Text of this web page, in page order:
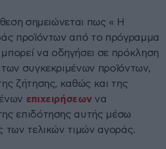
σημειώνεται πως « Η
προϊόντων από το πρόγραμμα
μπορεί να οδηγήσει σε πρόκληση
συγκεκριμένων προϊόντων,
ζήτησης, καθώς και της
επιχειρήσεωννα
επιδότησης αυτής μέσω
των τελικών τιμών αγοράς.